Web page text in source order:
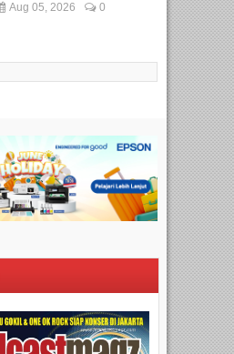
Aug 05, 2026 0